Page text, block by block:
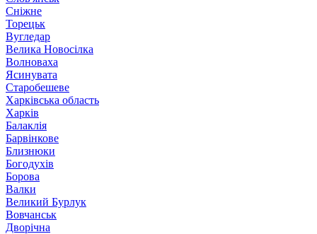
Сніжне
Торецьк
Вугледар
Велика Новосілка
Волноваха
Ясинувата
Старобешеве
Харківська область
Харків
Балаклія
Барвінкове
Близнюки
Богодухів
Борова
Валки
Великий Бурлук
Вовчанськ
Дворічна